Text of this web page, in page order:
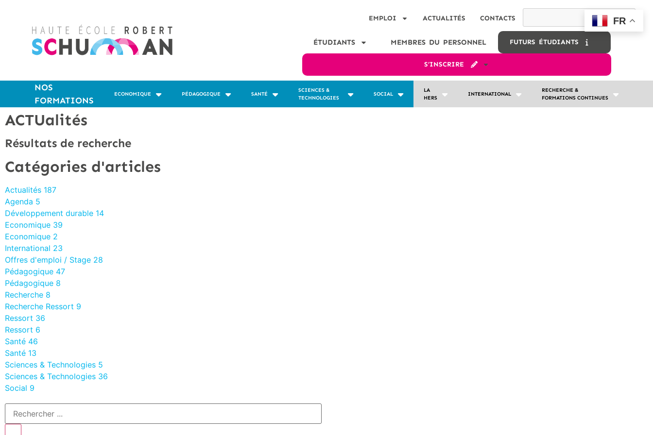
EMPLOI ACTUALITÉS CONTACTS
ÉTUDIANTS MEMBRES DU PERSONNEL FUTURS ÉTUDIANTS
S’INSCRIRE
NOS
FORMATIONS
ECONOMIQUE PÉDAGOGIQUE SANTÉ
SCIENCES &
TECHNOLOGIES
SOCIAL
LA
HERS
INTERNATIONAL
RECHERCHE &
FORMATIONS CONTINUES
ACTUalités
Résultats de recherche
Catégories d'articles
Actualités 187
Agenda 5
Développement durable 14
Economique 39
Economique 2
International 23
Offres d'emploi / Stage 28
Pédagogique 47
Pédagogique 8
Recherche 8
Recherche Ressort 9
Ressort 36
Ressort 6
Santé 46
Santé 13
Sciences & Technologies 5
Sciences & Technologies 36
Social 9
FR